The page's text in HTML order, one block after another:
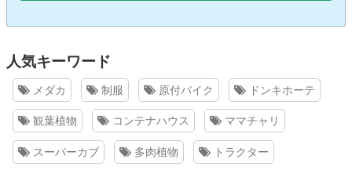
人気キーワード
メダカ 制服 原付バイク ドンキホーテ
観葉植物 コンテナハウス ママチャリ
スーパーカブ 多肉植物 トラクター